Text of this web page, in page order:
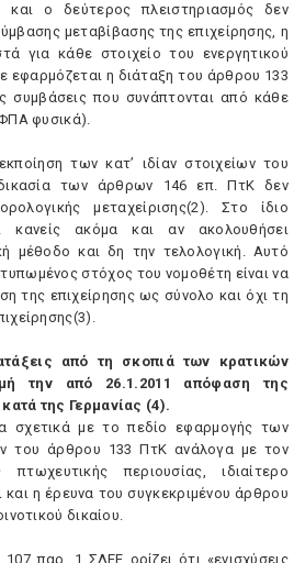
και ο δεύτερος πλειστηριασμός δεν
μεταβίβασης της επιχείρησης, η
για κάθε στοιχείο του ενεργητικού
εφαρμόζεται η διάταξη του άρθρου 133
συμβάσεις που συνάπτονται από κάθε
φυσικά).
των κατ’ ιδίαν στοιχείων του
των άρθρων 146 επ. ΠτK δεν
μεταχείρισης(2). Στο ίδιο
κανείς ακόμα και αν ακολουθήσει
μέθοδο και δη την τελολογική. Aυτό
στόχος του νομοθέτη είναι να
της επιχείρησης ως σύνολο και όχι τη
από τη σκοπιά των κρατικών
την από 26.1.2011 απόφαση της
της Γερμανίας (4).
σχετικά με το πεδίο εφαρμογής των
του άρθρου 133 ΠτK ανάλογα με τον
περιουσίας, ιδιαίτερο
και η έρευνα του συγκεκριμένου άρθρου
δικαίου.
παρ. 1 ΣΛEE ορίζει ότι «ενισχύσεις